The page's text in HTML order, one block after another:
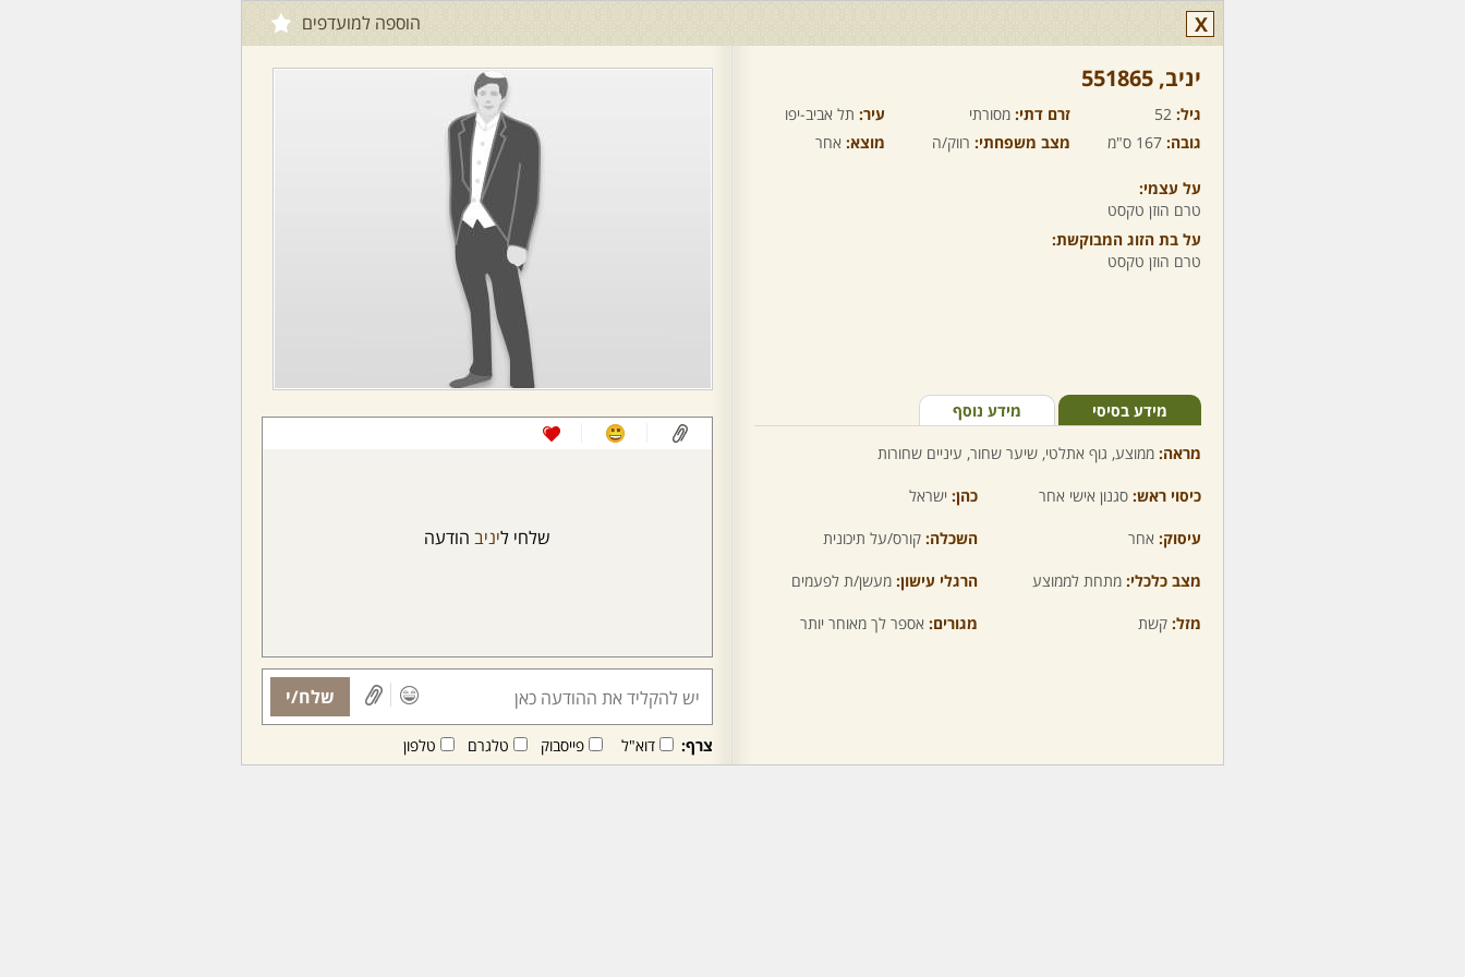
X הוספה למועדפים
יניב,‏ 551865
גיל: 52 זרם דתי: מסורתי עיר: תל אביב-יפו
גובה: 167 ס"מ מצב משפחתי: רווק/ה מוצא: אחר
על עצמי:
טרם הוזן טקסט
על בת הזוג המבוקשת:
טרם הוזן טקסט
מידע בסיסי מידע נוסף
מראה: ממוצע, גוף אתלטי, שיער שחור, עיניים שחורות
כיסוי ראש: סגנון אישי אחר כהן: ישראל
עיסוק: אחר השכלה: קורס/על תיכונית
מצב כלכלי: מתחת לממוצע הרגלי עישון: מעשן/ת לפעמים
מזל: קשת מגורים: אספר לך מאוחר יותר
שלחי ליניב הודעה
שלח/י
צרף: דוא"ל פייסבוק טלגרם טלפון